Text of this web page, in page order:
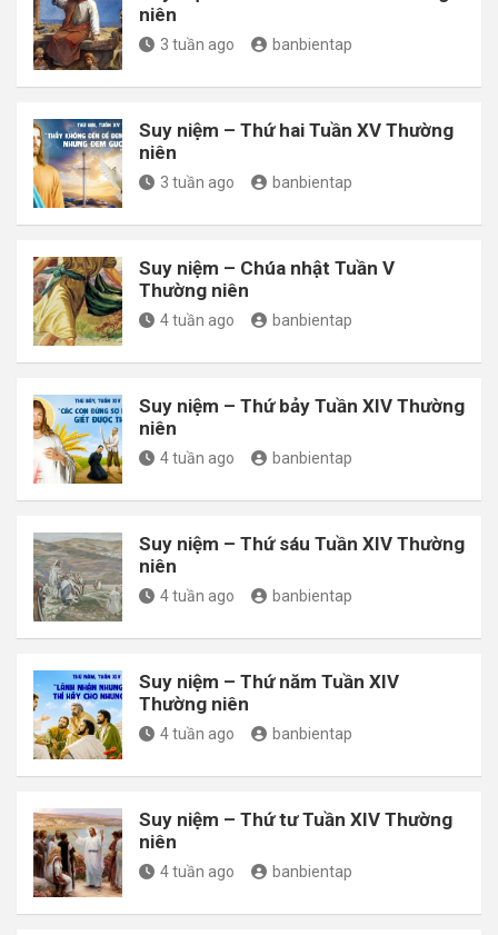
niên
3 tuần ago banbientap
Suy niệm – Thứ hai Tuần XV Thường
niên
3 tuần ago banbientap
Suy niệm – Chúa nhật Tuần V
Thường niên
4 tuần ago banbientap
Suy niệm – Thứ bảy Tuần XIV Thường
niên
4 tuần ago banbientap
Suy niệm – Thứ sáu Tuần XIV Thường
niên
4 tuần ago banbientap
Suy niệm – Thứ năm Tuần XIV
Thường niên
4 tuần ago banbientap
Suy niệm – Thứ tư Tuần XIV Thường
niên
4 tuần ago banbientap